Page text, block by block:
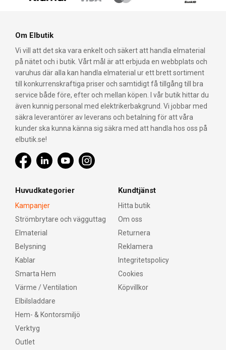
Om Elbutik
Vi vill att det ska vara enkelt och säkert att handla elmaterial
på nätet och i butik. Vårt mål är att erbjuda en webbplats och
varuhus där alla kan handla elmaterial ur ett brett sortiment
till konkurrenskraftiga priser och samtidigt få tillgång till bra
service både före, efter och mellan köpen. I vår butik hittar du
även kunnig personal med elektrikerbakgrund. Vi jobbar med
säkra leverantörer av leverans och betalning för att våra
kunder ska kunna känna sig säkra med att handla hos oss på
elbutik.se!
Huvudkategorier
Kampanjer
Strömbrytare och vägguttag
Elmaterial
Belysning
Kablar
Smarta Hem
Värme / Ventilation
Elbilsladdare
Hem- & Kontorsmiljö
Verktyg
Outlet
Kundtjänst
Hitta butik
Om oss
Returnera
Reklamera
Integritetspolicy
Cookies
Köpvillkor